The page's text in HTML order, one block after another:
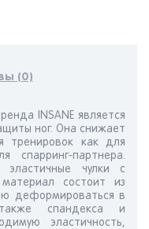
(0)
INSANE является
ног. Она снижает
тренировок как для
партнера.
эластичные чулки с
состоит из
деформироваться в
спандекса и
эластичность,